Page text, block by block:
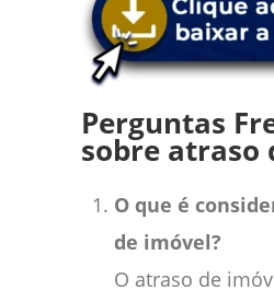
Perguntas
sobre atraso
O que é
de imóvel?
O atraso de